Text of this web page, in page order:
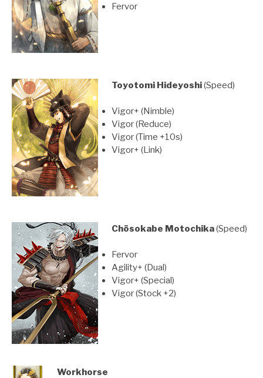
Fervor
Toyotomi Hideyoshi(Speed)
Vigor+ (Nimble)
Vigor (Reduce)
Vigor (Time +10s)
Vigor+ (Link)
Chōsokabe Motochika(Speed)
Fervor
Agility+ (Dual)
Vigor+ (Special)
Vigor (Stock +2)
Workhorse